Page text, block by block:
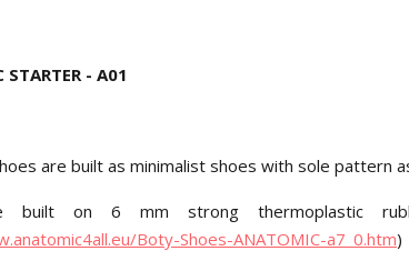
- A01
are built as minimalist shoes with sole pattern
built on 6 mm strong thermoplastic
Boty-Shoes-ANATOMIC-a7_0.htm)